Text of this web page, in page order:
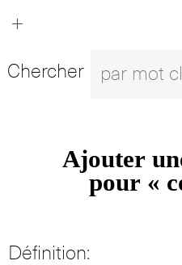
+
Chercher
Ajouter
pour «
Définition: